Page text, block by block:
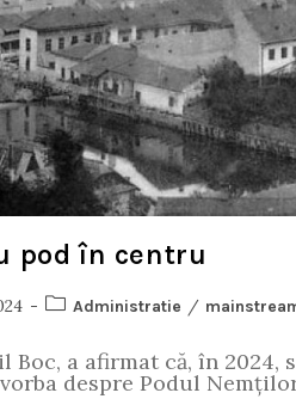
pod în centru
Administratie /
a afirmat că, în
despre Podul